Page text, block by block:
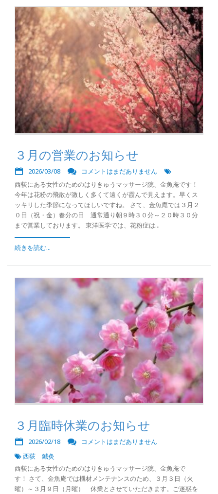
３月の営業のお知らせ
2026/03/08
コメントはまだありません
西荻にある女性のためのはりきゅうマッサージ院、金魚庵です！
今年は花粉の飛散が激しく多くて遠くが霞んで見えます。早くス
ッキリした季節になってほしいですね。 さて、金魚庵では３月２
０日（祝・金）春分の日 通常通り朝９時３０分～２０時３０分
まで営業しております。 東洋医学では、花粉症は...
続きを読む...
３月臨時休業のお知らせ
2026/02/18
コメントはまだありません
西荻 鍼灸
西荻にある女性のためのはりきゅうマッサージ院、金魚庵で
す！ さて、金魚庵では機材メンテナンスのため、３月３日（火
曜）～３月９日（月曜） 休業とさせていただきます。ご迷惑を